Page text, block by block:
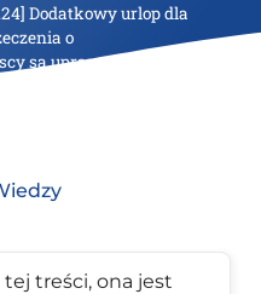
Dodatkowy urlop dla
o
są uprawnieni?
treści, ona jest